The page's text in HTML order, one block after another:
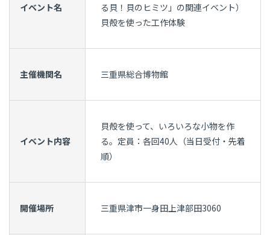
イベント名
る貝！貝のヒミツ」の関連イベント）
貝殻を使った工作体験
主催機関名 三重県総合博物館
イベント内容
貝殻を使って、いろいろな小物を作
る。定員：各回40人（当日受付・先着
順）
開催場所 三重県津市一身田上津部田3060